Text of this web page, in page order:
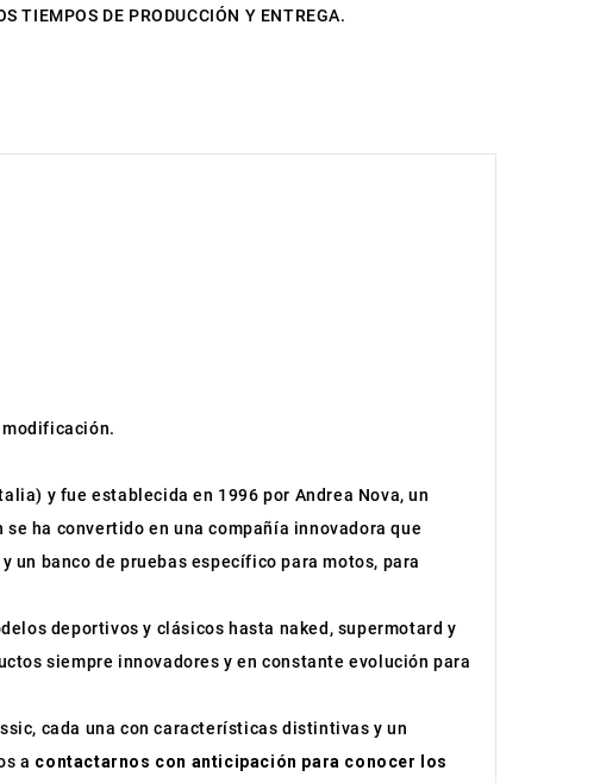
TIEMPOS DE PRODUCCIÓN Y ENTREGA.
y fue establecida en 1996 por Andrea Nova, un
ha convertido en una compañía innovadora que
un banco de pruebas específico para motos, para
deportivos y clásicos hasta naked, supermotard y
siempre innovadores y en constante evolución para
cada una con características distintivas y un
a contactarnos con anticipación para conocer los